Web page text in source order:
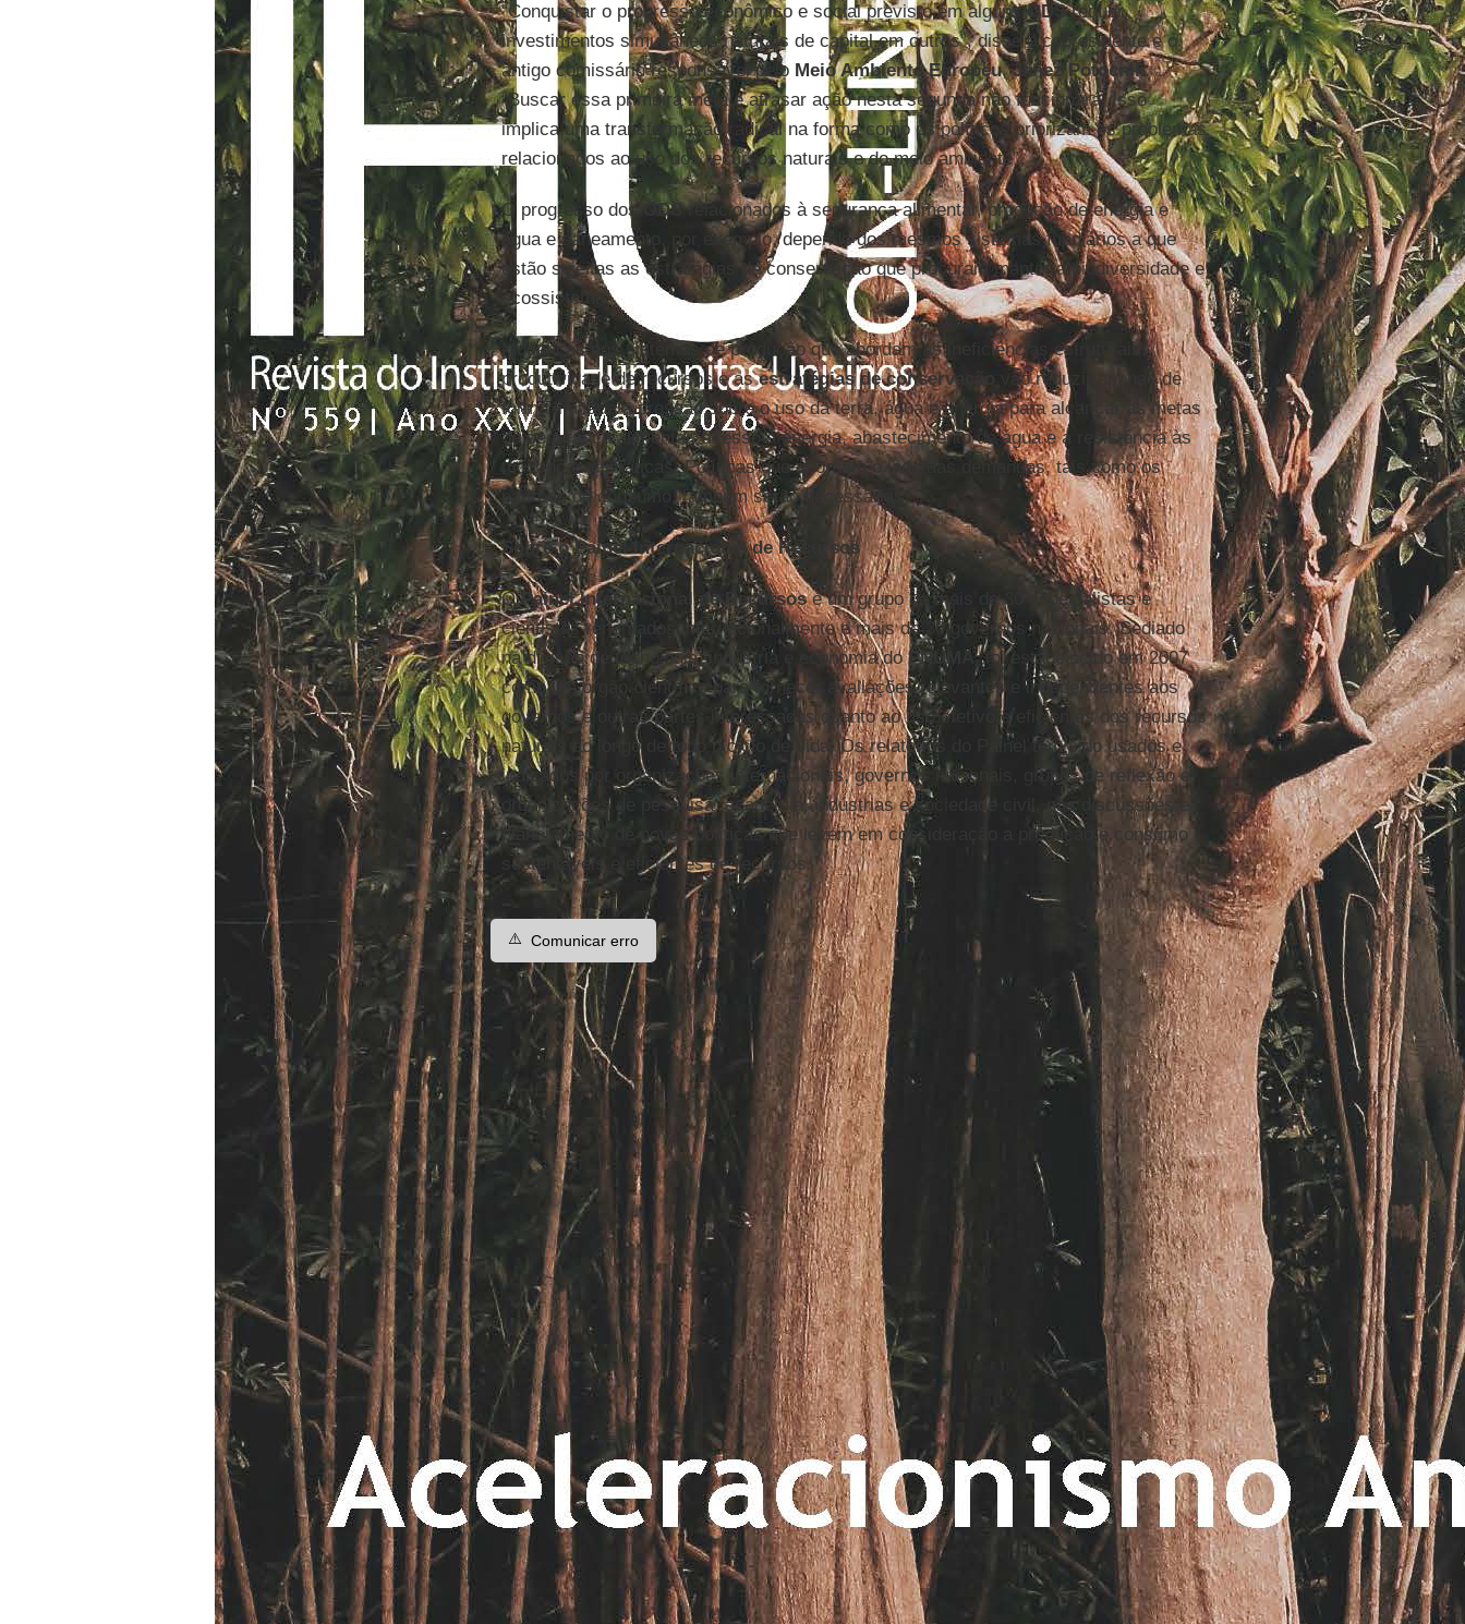
“Conquistar o progresso econômico e social previsto em algunsODSrequer
investimentos simultâneos naturais de capital em outros”, disse o copresidente e o
antigo comissário responsável pelo Meio Ambiente Europeu,Janez Potocnik.
“Buscar essa primeira meta e atrasar ação nesta segunda não funcionará. Isso
implica uma transformação radical na forma como os políticos priorizam os problemas
relacionados ao uso dos recursos naturais e do meio ambiente”.
O progresso dos ODS relacionados à segurança alimentar, produção de energia e
água e saneamento, por exemplo, depende dos mesmos sistemas fundiários a que
estão sujeitas as estratégias de conservação que procuram manter a biodiversidade e
ecossistema.
Mudanças nos sistemas de produção que abordam as ineficiências estruturais,
produtividade de recursos e asestratégias de conservação
vão reduzir apenas de
forma limitada a pressão sobre o uso da terra, água e energia para alcançar as metas
de segurança alimentar, acesso à energia, abastecimento de água e a resistência às
mudanças climáticas. Políticas que abordem o lado das demandas, tais como os
padrões de consumo, também serão necessárias.
Sobre o Painel Internacional de Recursos
OPainel Internacional de Recursosé um grupo de mais de 30 especialistas e
cientistas renomados internacionalmente e mais de 30 governos nacionais. Sediado
na divisão de tecnologia, indústria e economia doPNUMA, foi estabelecido em 2007
como um órgão científico para fornecer avaliações relevantes e independentes aos
governos e outras partes interessadas quanto ao uso efetivo e eficientes dos recursos
naturais ao longo de todo o ciclo de vida. Os relatórios do Painel têm sido usados e
indicados por organizações internacionais, governos nacionais, grupos de reflexão e
organizações de pesquisa, academia, indústrias e sociedade civil, nas discussões e
planejamento de novas políticas que levem em consideração a produção e consumo
sustentáveis e eficientes de recursos.
⚠️ Comunicar erro